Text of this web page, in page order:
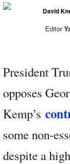
David
Editor
President
opposes
Kemp’s
some non-
despite a